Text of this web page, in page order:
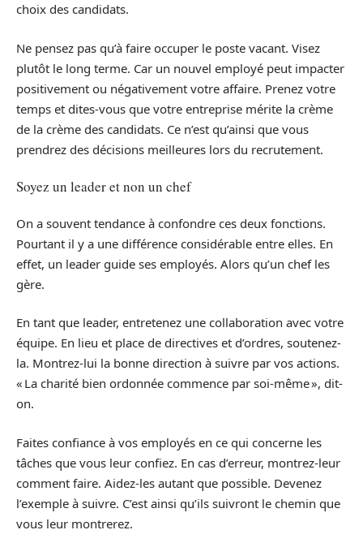
choix des candidats.
Ne pensez pas qu’à faire occuper le poste vacant. Visez
plutôt le long terme. Car un nouvel employé peut impacter
positivement ou négativement votre affaire. Prenez votre
temps et dites-vous que votre entreprise mérite la crème
de la crème des candidats. Ce n’est qu’ainsi que vous
prendrez des décisions meilleures lors du recrutement.
Soyez un leader et non un chef
On a souvent tendance à confondre ces deux fonctions.
Pourtant il y a une différence considérable entre elles. En
effet, un leader guide ses employés. Alors qu’un chef les
gère.
En tant que leader, entretenez une collaboration avec votre
équipe. En lieu et place de directives et d’ordres, soutenez-
la. Montrez-lui la bonne direction à suivre par vos actions.
« La charité bien ordonnée commence par soi-même », dit-
on.
Faites confiance à vos employés en ce qui concerne les
tâches que vous leur confiez. En cas d’erreur, montrez-leur
comment faire. Aidez-les autant que possible. Devenez
l’exemple à suivre. C’est ainsi qu’ils suivront le chemin que
vous leur montrerez.